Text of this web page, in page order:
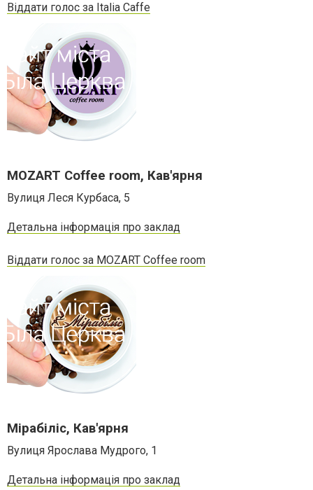
Віддати голос за Italia Caffe
MOZART Coffee room, Кав'ярня
Вулиця Леся Курбаса, 5
Детальна інформація про заклад
Віддати голос за MOZART Coffee room
Мірабіліс, Кав'ярня
Вулиця Ярослава Мудрого, 1
Детальна інформація про заклад